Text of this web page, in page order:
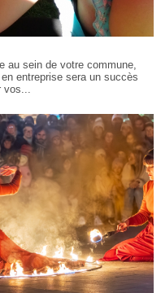
au sein de votre commune,
entreprise sera un succès